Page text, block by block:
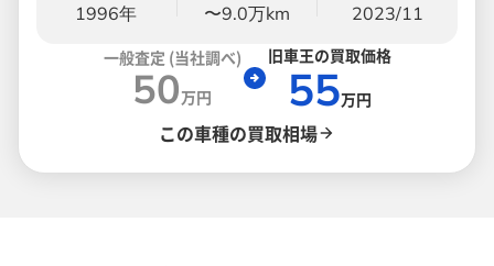
1996年 〜9.0万km
2023/11
一般査定 (当社調べ)
50万円
旧車王の買取価格
55万円
この車種の買取相場